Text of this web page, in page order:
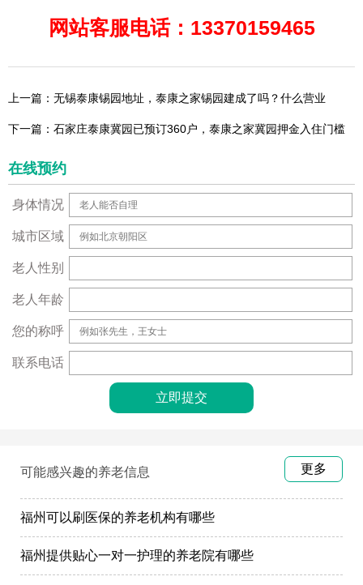
网站客服电话：13370159465
上一篇：无锡泰康锡园地址，泰康之家锡园建成了吗？什么营业
下一篇：石家庄泰康冀园已预订360户，泰康之家冀园押金入住门槛
在线预约
身体情况
城市区域
老人性别
老人年龄
您的称呼
联系电话
可能感兴趣的养老信息 更多
福州可以刷医保的养老机构有哪些
福州提供贴心一对一护理的养老院有哪些